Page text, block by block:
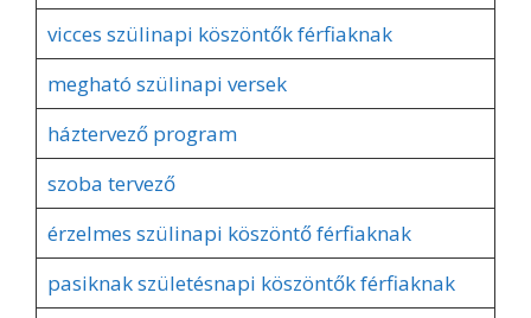
vicces szülinapi köszöntők férfiaknak
megható szülinapi versek
háztervező program
szoba tervező
érzelmes szülinapi köszöntő férfiaknak
pasiknak születésnapi köszöntők férfiaknak